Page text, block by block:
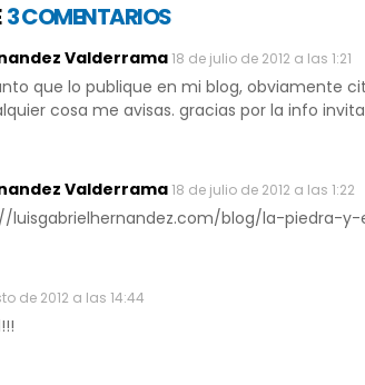
3 COMENTARIOS
Valderrama18 de julio de 2012 a las 1:21
que lo publique en mi blog, obviamente
cosa me avisas. gracias por la info
Valderrama18 de julio de 2012 a las 1:22
luisgabrielhernandez.com/blog/la-piedra-
de 2012 a las 14:44